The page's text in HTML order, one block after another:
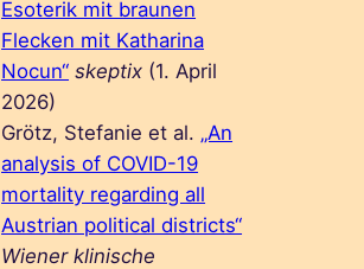
Esoterik mit braunen
Flecken mit Katharina
Nocun“ skeptix (1. April
2026)
Grötz, Stefanie et al. „An
analysis of COVID-19
mortality regarding all
Austrian political districts“
Wiener klinische